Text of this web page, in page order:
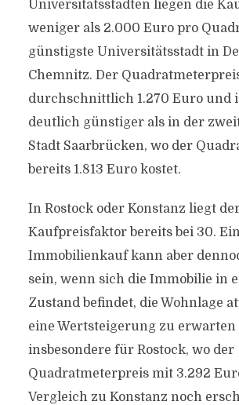
Universitätsstädten liegen die
weniger als 2.000 Euro pro
günstigste Universitätsstadt in
Chemnitz. Der
durchschnittlich 1.270 Euro und
deutlich günstiger als in der
Stadt Saarbrücken, wo der
bereits 1.813 Euro kostet.
In Rostock oder Konstanz liegt
Kaufpreisfaktor bereits bei 30.
Immobilienkauf kann aber
sein, wenn sich die Immobilie in
Zustand befindet, die Wohnlage
eine Wertsteigerung zu erwarten
insbesondere für Rostock, wo der
Quadratmeterpreis mit 3.292
Vergleich zu Konstanz noch